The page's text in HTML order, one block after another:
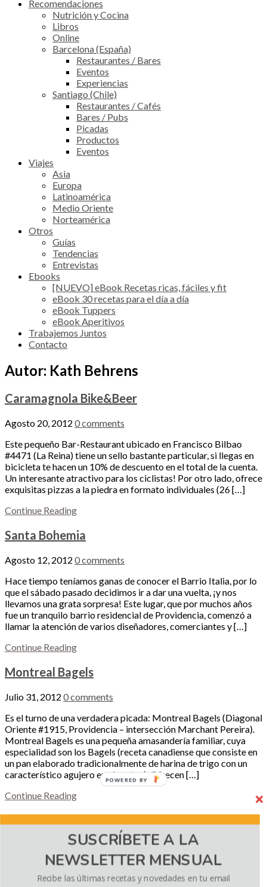
Recomendaciones
Nutrición y Cocina
Libros
Online
Barcelona (España)
Restaurantes / Bares
Eventos
Experiencias
Santiago (Chile)
Restaurantes / Cafés
Bares / Pubs
Picadas
Productos
Eventos
Viajes
Asia
Europa
Latinoamérica
Medio Oriente
Norteamérica
Otros
Guías
Tendencias
Entrevistas
Ebooks
[NUEVO] eBook Recetas ricas, fáciles y fit
eBook 30 recetas para el día a día
eBook Tuppers
eBook Aperitivos
Trabajemos Juntos
Contacto
Autor: Kath Behrens
Caramagnola Bike&Beer
Agosto 20, 2012 0 comments
Este pequeño Bar-Restaurant ubicado en Francisco Bilbao
#4471 (La Reina) tiene un sello bastante particular, si llegas en
bicicleta te hacen un 10% de descuento en el total de la cuenta.
Un interesante atractivo para los ciclistas! Por otro lado, ofrece
exquisitas pizzas a la piedra en formato individuales (26 […]
Continue Reading
Santa Bohemia
Agosto 12, 2012 0 comments
Hace tiempo teníamos ganas de conocer el Barrio Italia, por lo
que el sábado pasado decidimos ir a dar una vuelta, ¡y nos
llevamos una grata sorpresa! Este lugar, que por muchos años
fue un tranquilo barrio residencial de Providencia, comenzó a
llamar la atención de varios diseñadores, comerciantes y […]
Continue Reading
Montreal Bagels
Julio 31, 2012 0 comments
Es el turno de una verdadera picada: Montreal Bagels (Diagonal
Oriente #1915, Providencia – intersección Marchant Pereira).
Montreal Bagels es una pequeña amasandería familiar, cuya
especialidad son los Bagels (receta canadiense que consiste en
un pan elaborado tradicionalmente de harina de trigo con un
característico agujero en el centro). Ofrecen […]
Continue Reading
4 comments
Hace un tiempo se me ocurrió que podría ser una buena idea
empezar a escribir, y porqué no compartir, aquellos
SUSCRÍBETE A LA
NEWSLETTER MENSUAL
Recibe las últimas recetas y novedades en tu email
POWERED BY